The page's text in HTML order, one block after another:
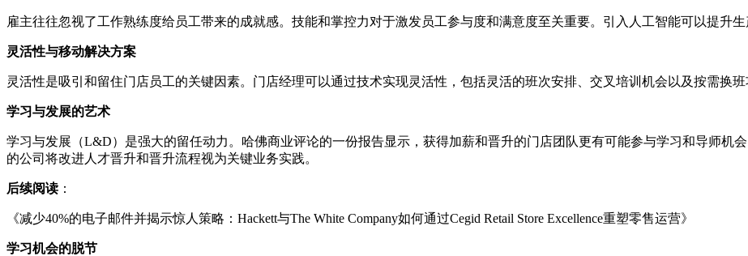
雇主往往忽视了工作熟练度给员工带来的成就感。技能和掌控力对于激发员工参与度和满意度至关重要。引入人工智能可以提升
灵活性与移动解决方案
灵活性是吸引和留住门店员工的关键因素。门店经理可以通过技术实现灵活性，包括灵活的班次安排、交叉培训机会以及按需换班
学习与发展的艺术
学习与发展（L&D）是强大的留任动力。哈佛商业评论的一份报告显示，获得加薪和晋升的门店团队更有可能参与学习和导师机
的公司将改进人才晋升和晋升流程视为关键业务实践。
后续阅读 ：
《减少40%的电子邮件并揭示惊人策略：Hackett与The White Company如何通过Cegid Retail Store Excellence重塑零售运营》
学习机会的脱节